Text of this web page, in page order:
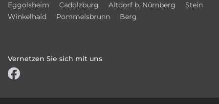
Eggolsheim
Cadolzburg Altdorf b. Nürnberg
Stein
Winkelhaid
Pommelsbrunn Berg
Vernetzen Sie sich mit uns